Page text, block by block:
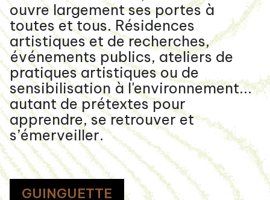
ouvre largement ses portes à
toutes et tous. Résidences
artistiques et de recherches,
événements publics, ateliers de
pratiques artistiques ou de
sensibilisation à l'environnement...
autant de prétextes pour
apprendre, se retrouver et
s’émerveiller.
GUINGUETTE